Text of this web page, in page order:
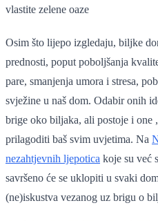
vlastite zelene oaze
Osim što lijepo izgledaju, biljke
prednosti, poput poboljšanja
pare, smanjenja umora i stresa,
svježine u naš dom. Odabir onih
brige oko biljaka, ali postoje i one
prilagoditi baš svim uvjetima. Na
nezahtjevnih ljepotica koje su već
savršeno će se uklopiti u svaki
(ne)iskustva vezanog uz brigu o